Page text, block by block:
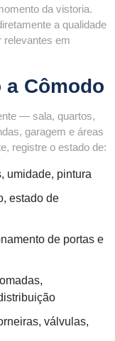
da vistoria.
a qualidade
relevantes em
a Cômodo
— sala, quartos,
garagem e áreas
registre o estado de:
umidade, pintura
estado de
de portas e
válvulas,